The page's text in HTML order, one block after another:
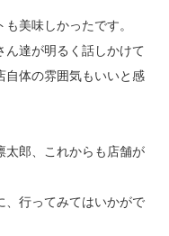
美味しかったです。
ん達が明るく話しかけて
自体の雰囲気もいいと感
太郎、これからも店舗が
、行ってみてはいかがで